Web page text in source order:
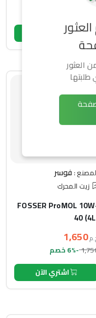
العثور
اشتري الآن
:فوسر
زيت المحرك
FOSSER ProMOL
40
1,650
-6% خصم
اشتري الآن
نسيت كلمة السر؟